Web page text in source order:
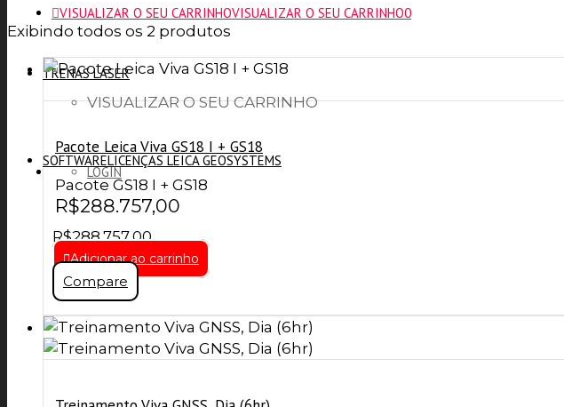
TRENAS LASER
SOFTWARELICENÇAS LEICA GEOSYSTEMS
VISUALIZAR O SEU CARRINHOVISUALIZAR O SEU CARRINHO0
VISUALIZAR O SEU CARRINHO
LOGIN
SAIR
Exibindo todos os 2 produtos
Pacote Leica Viva GS18 I + GS18
Pacote GS18 I + GS18
R$288.757,00
R$288.757,00
Adicionar ao carrinho
Compare